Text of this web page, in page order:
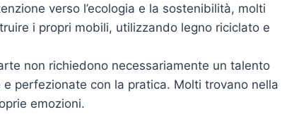
verso l’ecologia e la sostenibilità, molti
i propri mobili, utilizzando legno riciclato e
non richiedono necessariamente un talento
perfezionate con la pratica. Molti trovano nella
emozioni.